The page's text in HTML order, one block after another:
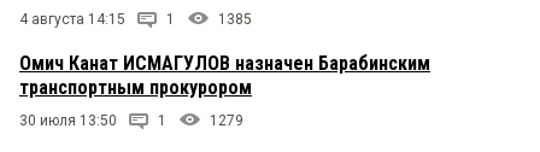
4 августа 14:15 1 1385
Омич Канат ИСМАГУЛОВ назначен Барабинским
транспортным прокурором
30 июля 13:50 1 1279